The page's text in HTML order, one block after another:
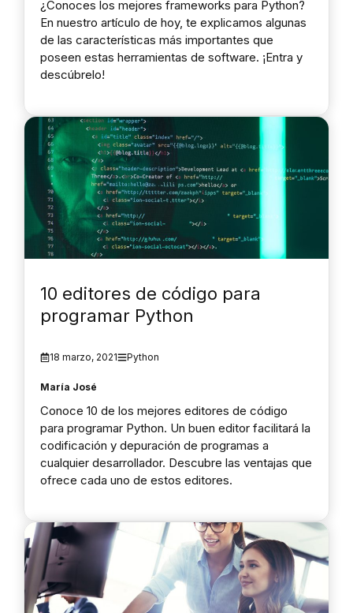
¿Conoces los mejores frameworks para Python?
En nuestro artículo de hoy, te explicamos algunas
de las características más importantes que
poseen estas herramientas de software. ¡Entra y
descúbrelo!
10 editores de código para
programar Python
18 marzo, 2021 Python
María José
Conoce 10 de los mejores editores de código
para programar Python. Un buen editor facilitará la
codificación y depuración de programas a
cualquier desarrollador. Descubre las ventajas que
ofrece cada uno de estos editores.